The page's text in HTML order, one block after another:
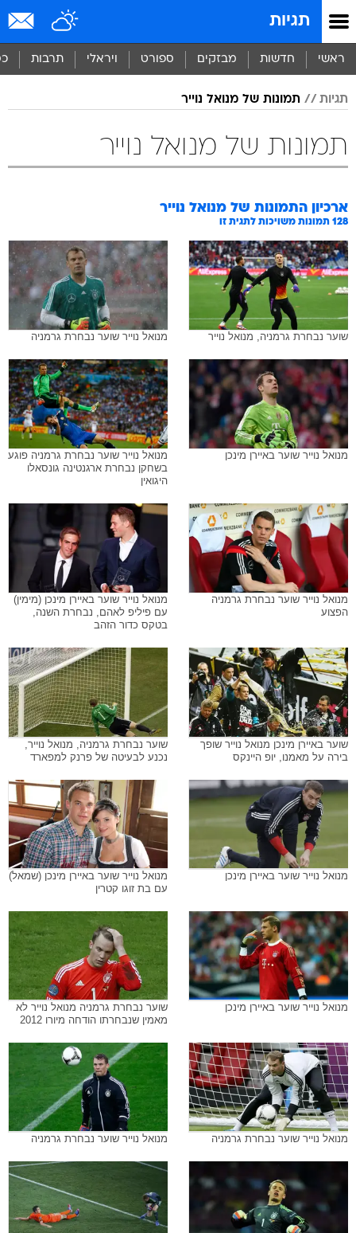
תגיות
ראשי חדשות מבזקים ספורט ויראלי תרבות
תגיות תמונות של מנואל נוייר
תמונות של מנואל נוייר
ארכיון התמונות של מנואל נוייר
128 תמונות משויכות לתגית זו
שוער נבחרת גרמניה, מנואל נוייר מנואל נוייר שוער נבחרת גרמניה
מנואל נוייר שוער באיירן מינכן
מנואל נוייר שוער נבחרת גרמניה פוגע
בשחקן נבחרת ארגנטינה גונסאלו
היגואין
מנואל נוייר שוער נבחרת גרמניה
הפצוע
מנואל נוייר שוער באיירן מינכן (מימין)
עם פיליפ לאהם, נבחרת השנה,
בטקס כדור הזהב
שוער באיירן מינכן מנואל נוייר שופך
בירה על מאמנו, יופ היינקס
שוער נבחרת גרמניה, מנואל נוייר,
נכנע לבעיטה של פרנק למפארד
מנואל נוייר שוער באיירן מינכן
מנואל נוייר שוער באיירן מינכן (שמאל)
עם בת זוגו קטרין
מנואל נוייר שוער באיירן מינכן
שוער נבחרת גרמניה מנואל נוייר לא
מאמין שנבחרתו הודחה מיורו 2012
מנואל נוייר שוער נבחרת גרמניה מנואל נוייר שוער נבחרת גרמניה